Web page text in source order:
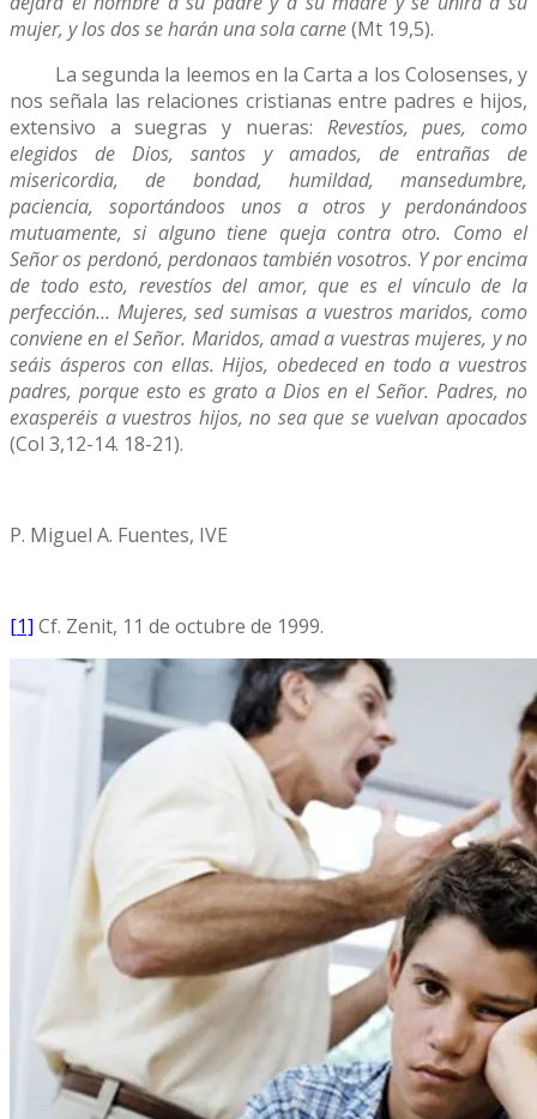
mujer, y los dos se harán una sola carne(Mt 19,5).
La segunda la leemos en la Carta a los Colosenses, y
nos señala las relaciones cristianas entre padres e hijos,
extensivo a suegras y nueras: Revestíos, pues, como
elegidos de Dios, santos y amados, de entrañas de
misericordia, de bondad, humildad, mansedumbre,
paciencia, soportándoos unos a otros y perdonándoos
mutuamente, si alguno tiene queja contra otro. Como el
Señor os perdonó, perdonaos también vosotros. Y por encima
de todo esto, revestíos del amor, que es el vínculo de la
perfección… Mujeres, sed sumisas a vuestros maridos, como
conviene en el Señor. Maridos, amad a vuestras mujeres, y no
seáis ásperos con ellas. Hijos, obedeced en todo a vuestros
padres, porque esto es grato a Dios en el Señor. Padres, no
exasperéis a vuestros hijos, no sea que se vuelvan apocados
(Col 3,12-14. 18-21).
P. Miguel A. Fuentes, IVE
[1] Cf. Zenit, 11 de octubre de 1999.